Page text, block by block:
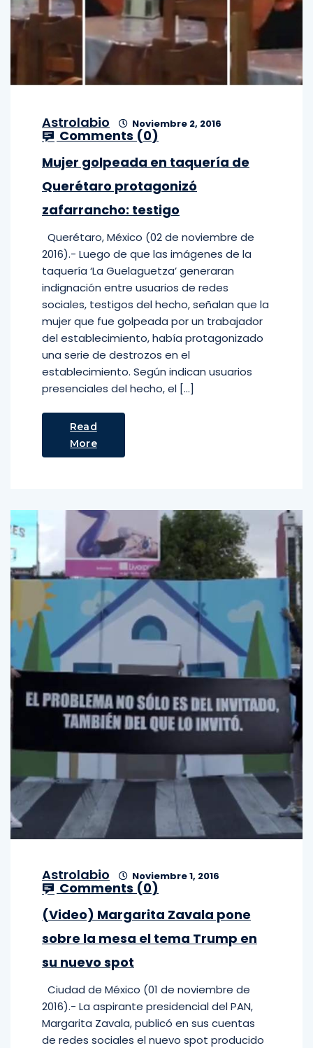
Astrolabio Noviembre 2, 2016
Comments (0)
Mujer golpeada en taquería de
Querétaro protagonizó
zafarrancho: testigo
Querétaro, México (02 de noviembre de
2016).- Luego de que las imágenes de la
taquería ‘La Guelaguetza’ generaran
indignación entre usuarios de redes
sociales, testigos del hecho, señalan que la
mujer que fue golpeada por un trabajador
del establecimiento, había protagonizado
una serie de destrozos en el
establecimiento. Según indican usuarios
presenciales del hecho, el […]
Read
More
Astrolabio Noviembre 1, 2016
Comments (0)
(Video) Margarita Zavala pone
sobre la mesa el tema Trump en
su nuevo spot
Ciudad de México (01 de noviembre de
2016).- La aspirante presidencial del PAN,
Margarita Zavala, publicó en sus cuentas
de redes sociales el nuevo spot producido